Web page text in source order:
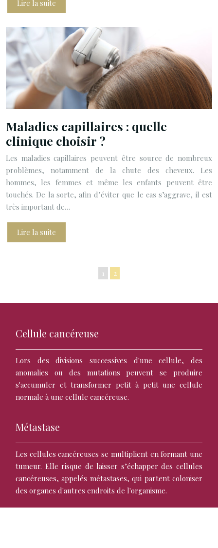
Lire la suite
Maladies capillaires : quelle
clinique choisir ?
Les maladies capillaires peuvent être source de nombreux
problèmes, notamment de la chute des cheveux. Les
hommes, les femmes et même les enfants peuvent être
touchés. De la sorte, afin d’éviter que le cas s’aggrave, il est
très important de…
Lire la suite
1 2
Cellule cancéreuse
Lors des divisions successives d'une cellule, des
anomalies ou des mutations peuvent se produire
s'accumuler et transformer petit à petit une cellule
normale à une cellule cancéreuse.
Métastase
Les cellules cancéreuses se multiplient en formant une
tumeur. Elle risque de laisser s’échapper des cellules
cancéreuses, appelés métastases, qui partent coloniser
des organes d'autres endroits de l'organisme.